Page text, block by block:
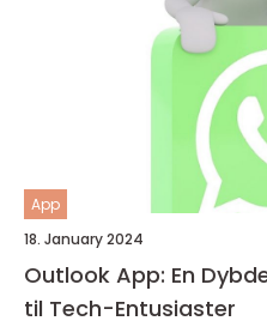
App
18. January 2024
Outlook App: En
til Tech-Entusiaster